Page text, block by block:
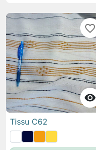

favorite_border
Tissu C62